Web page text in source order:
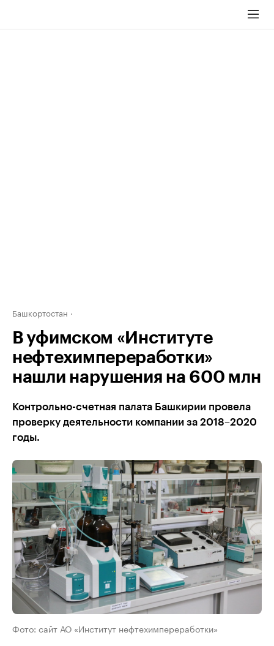
Башкортостан
В уфимском «Институте
нефтехимпереработки»
нашли нарушения на 600 млн
Контрольно-счетная палата Башкирии провела
проверку деятельности компании за 2018–2020
годы.
Фото: сайт АО «Институт нефтехимпереработки»